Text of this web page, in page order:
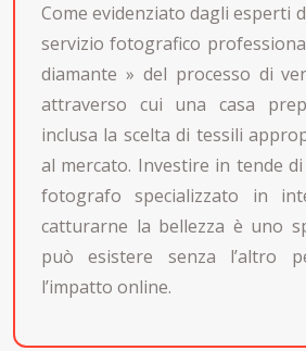
Come evidenziato dagli esperti
servizio fotografico
diamante » del processo di
attraverso cui una casa
inclusa la scelta di tessili
al mercato. Investire in tende
fotografo specializzato in
catturarne la bellezza è uno
può esistere senza l’altro
l’impatto online.